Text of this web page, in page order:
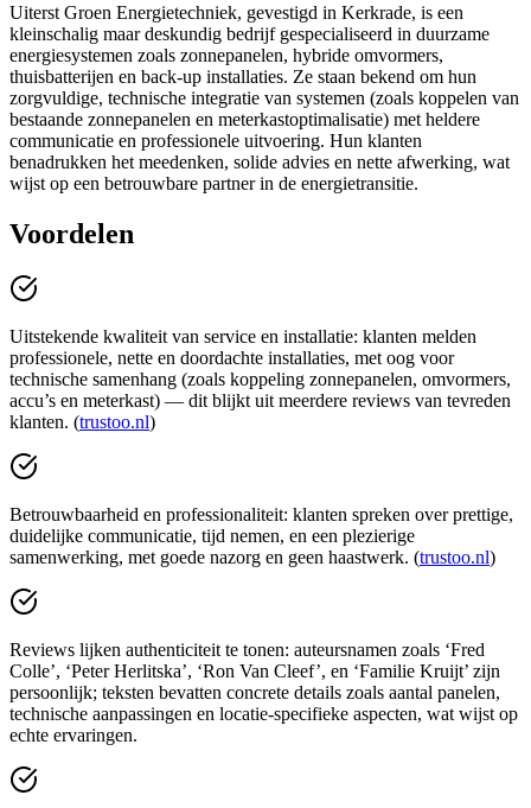
Uiterst Groen Energietechniek, gevestigd in Kerkrade, is een
kleinschalig maar deskundig bedrijf gespecialiseerd in duurzame
energiesystemen zoals zonnepanelen, hybride omvormers,
thuisbatterijen en back-up installaties. Ze staan bekend om hun
zorgvuldige, technische integratie van systemen (zoals koppelen van
bestaande zonnepanelen en meterkastoptimalisatie) met heldere
communicatie en professionele uitvoering. Hun klanten
benadrukken het meedenken, solide advies en nette afwerking, wat
wijst op een betrouwbare partner in de energietransitie.
Voordelen
Uitstekende kwaliteit van service en installatie: klanten melden
professionele, nette en doordachte installaties, met oog voor
technische samenhang (zoals koppeling zonnepanelen, omvormers,
accu’s en meterkast) — dit blijkt uit meerdere reviews van tevreden
klanten. (trustoo.nl)
Betrouwbaarheid en professionaliteit: klanten spreken over prettige,
duidelijke communicatie, tijd nemen, en een plezierige
samenwerking, met goede nazorg en geen haastwerk. (trustoo.nl)
Reviews lijken authenticiteit te tonen: auteursnamen zoals ‘Fred
Colle’, ‘Peter Herlitska’, ‘Ron Van Cleef’, en ‘Familie Kruijt’ zijn
persoonlijk; teksten bevatten concrete details zoals aantal panelen,
technische aanpassingen en locatie-specifieke aspecten, wat wijst op
echte ervaringen.